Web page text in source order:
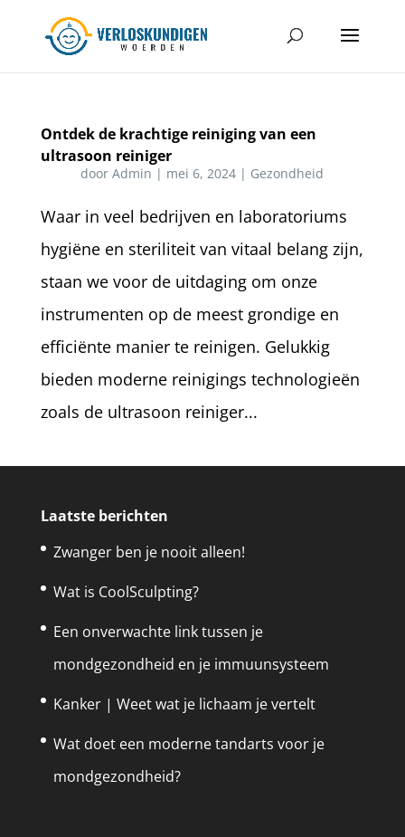
Ontdek de krachtige reiniging van een
ultrasoon reiniger
doorAdmin | mei 6, 2024 | Gezondheid
Waar in veel bedrijven en laboratoriums
hygiëne en steriliteit van vitaal belang zijn,
staan we voor de uitdaging om onze
instrumenten op de meest grondige en
efficiënte manier te reinigen. Gelukkig
bieden moderne reinigings technologieën
zoals de ultrasoon reiniger...
Laatste berichten
Zwanger ben je nooit alleen!
Wat is CoolSculpting?
Een onverwachte link tussen je
mondgezondheid en je immuunsysteem
Kanker | Weet wat je lichaam je vertelt
Wat doet een moderne tandarts voor je
mondgezondheid?